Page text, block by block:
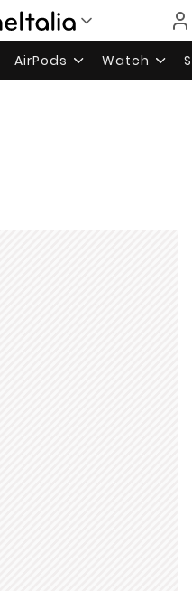
AirPods Watch